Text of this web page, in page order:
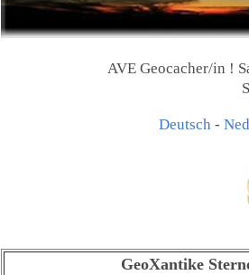
AVE Geocacher/in !
Deutsch -
GeoXantike